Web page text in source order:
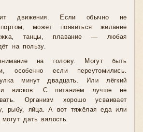
движения. Если обычно не
может появиться желание
танцы, плавание — любая
на пользу.
на голову. Могут быть
особенно если переутомились.
минут двадцать. Или лёгкий
висков. С питанием лучше не
Организм хорошо усваивает
рыбу, яйца. А вот тяжёлая еда или
дать вялость.